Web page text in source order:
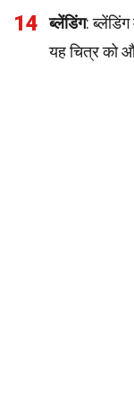
14 ब्लेंडिंग: ब्लेंडिंग
यह चित्र को